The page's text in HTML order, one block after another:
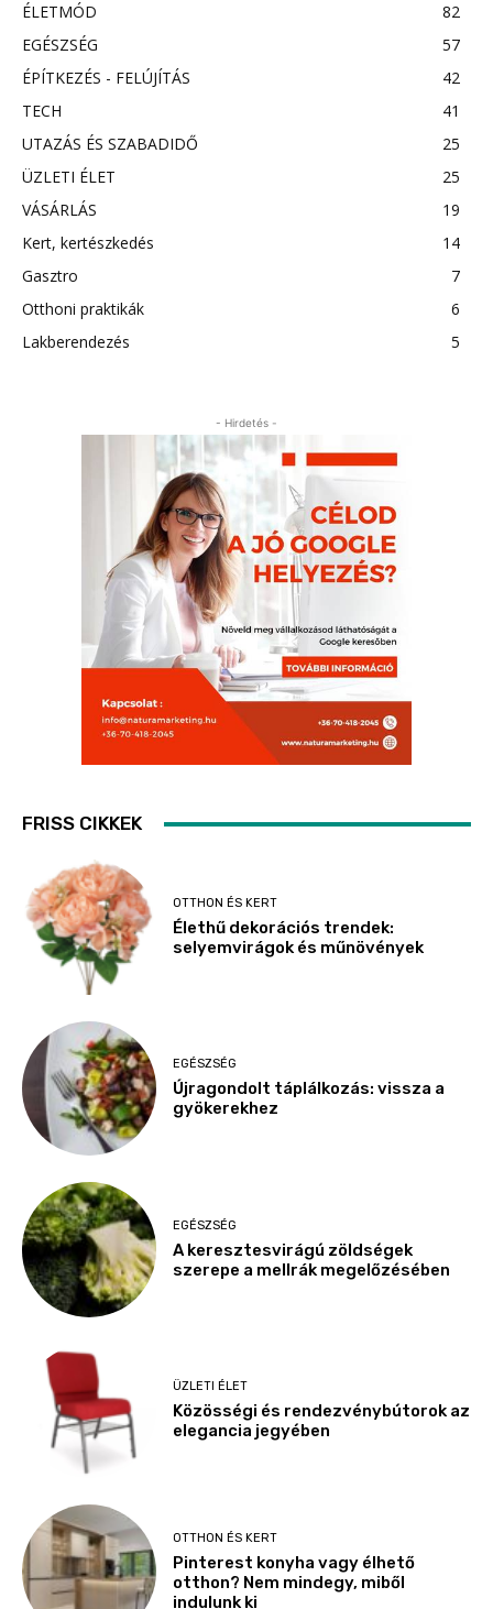
ÉLETMÓD
82
EGÉSZSÉG
57
ÉPÍTKEZÉS - FELÚJÍTÁS
42
TECH
41
UTAZÁS ÉS SZABADIDŐ
25
ÜZLETI ÉLET
25
VÁSÁRLÁS
19
Kert, kertészkedés
14
Gasztro
7
Otthoni praktikák
6
Lakberendezés
5
- Hirdetés -
FRISS CIKKEK
OTTHON ÉS KERT
Élethű dekorációs trendek:
selyemvirágok és műnövények
EGÉSZSÉG
Újragondolt táplálkozás: vissza a
gyökerekhez
EGÉSZSÉG
A keresztesvirágú zöldségek
szerepe a mellrák megelőzésében
ÜZLETI ÉLET
Közösségi és rendezvénybútorok az
elegancia jegyében
OTTHON ÉS KERT
Pinterest konyha vagy élhető
otthon? Nem mindegy, miből
indulunk ki